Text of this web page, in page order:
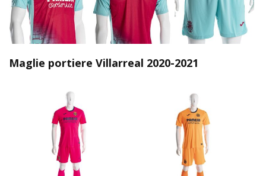
Maglie portiere Villarreal 2020-2021